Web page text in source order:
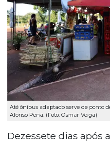
Até ônibus adaptado serve de ponto
Afonso Pena. (Foto: Osmar Veiga)
Dezessete dias após